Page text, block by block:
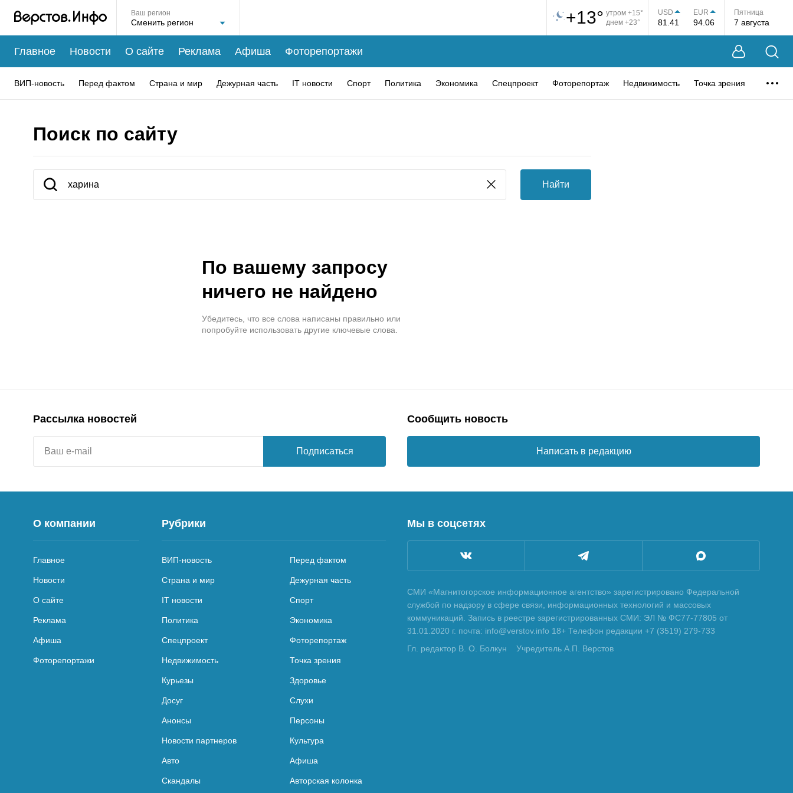
Ваш регион +13° утром +15°
днем +23°
USD
81.41
EUR
94.06
Пятница
7 августа
Главное Новости О сайте Реклама Афиша Фоторепортажи
ВИП-новость Перед фактом Страна и мир Дежурная часть IT новости Спорт Политика Экономика Спецпроект Фоторепортаж Недвижимость Точка зрения
Поиск по сайту
Найти
По вашему запросу
ничего не найдено
Убедитесь, что все слова написаны правильно или
попробуйте использовать другие ключевые слова.
Рассылка новостей
Подписаться
Сообщить новость
Написать в редакцию
О компании
Главное
Новости
О сайте
Реклама
Афиша
Фоторепортажи
Рубрики
ВИП-новость Перед фактом
Страна и мир Дежурная часть
IT новости Спорт
Политика Экономика
Спецпроект Фоторепортаж
Недвижимость Точка зрения
Курьезы Здоровье
Досуг Слухи
Анонсы Персоны
Новости партнеров Культура
Авто Афиша
Скандалы Авторская колонка
Мы в соцсетях
СМИ «Магнитогорское информационное агентство» зарегистрировано Федеральной
службой по надзору в сфере связи, информационных технологий и массовых
коммуникаций. Запись в реестре зарегистрированных СМИ: ЭЛ № ФС77-77805 от
31.01.2020 г. почта: info@verstov.info 18+ Телефон редакции +7 (3519) 279-733
Гл. редактор В. О. Болкун
Учредитель А.П. Верстов